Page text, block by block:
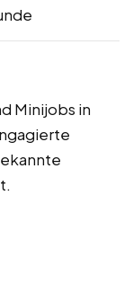
Minijobs in